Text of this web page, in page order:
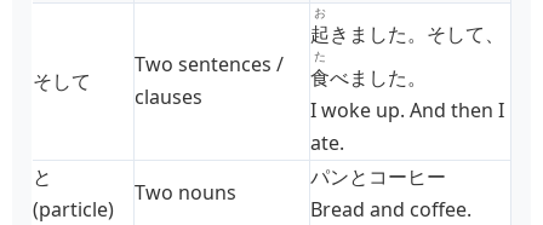
そして
Two sentences /
clauses
起
お
きました。そして、
食
た
べました。
I woke up. And then I
ate.
と
(particle)
Two nouns
パンとコーヒー
Bread and coffee.